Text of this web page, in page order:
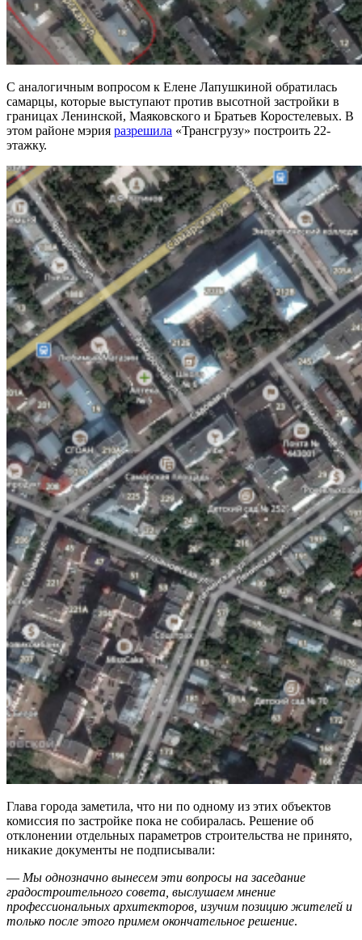
С аналогичным вопросом к Елене Лапушкиной обратилась
самарцы, которые выступают против высотной застройки в
границах Ленинской, Маяковского и Братьев Коростелевых. В
этом районе мэрия разрешила «Трансгрузу» построить 22-
этажку.
Глава города заметила, что ни по одному из этих объектов
комиссия по застройке пока не собиралась. Решение об
отклонении отдельных параметров строительства не принято,
никакие документы не подписывали:
— Мы однозначно вынесем эти вопросы на заседание
градостроительного совета, выслушаем мнение
профессиональных архитекторов, изучим позицию жителей и
только после этого примем окончательное решение.